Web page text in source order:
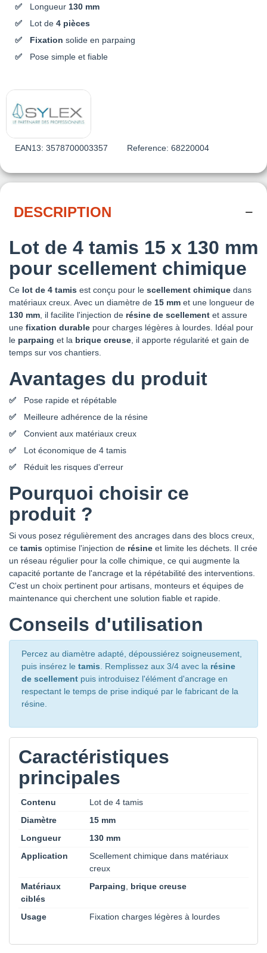
Longueur 130 mm
Lot de 4 pièces
Fixation solide en parpaing
Pose simple et fiable
EAN13: 3578700003357 Reference: 68220004
DESCRIPTION
Lot de 4 tamis 15 x 130 mm
pour scellement chimique
Ce lot de 4 tamis est conçu pour le scellement chimique dans
matériaux creux. Avec un diamètre de 15 mm et une longueur de
130 mm , il facilite l'injection de résine de scellement et assure
une fixation durable pour charges légères à lourdes. Idéal pour
le parpaing et la brique creuse , il apporte régularité et gain de
temps sur vos chantiers.
Avantages du produit
Pose rapide et répétable
Meilleure adhérence de la résine
Convient aux matériaux creux
Lot économique de 4 tamis
Réduit les risques d'erreur
Pourquoi choisir ce
produit ?
Si vous posez régulièrement des ancrages dans des blocs creux,
ce tamis optimise l'injection de résine et limite les déchets. Il crée
un réseau régulier pour la colle chimique, ce qui augmente la
capacité portante de l'ancrage et la répétabilité des interventions.
C'est un choix pertinent pour artisans, monteurs et équipes de
maintenance qui cherchent une solution fiable et rapide.
Conseils d'utilisation
Percez au diamètre adapté, dépoussiérez soigneusement,
puis insérez le tamis . Remplissez aux 3/4 avec la résine
de scellement puis introduisez l'élément d'ancrage en
respectant le temps de prise indiqué par le fabricant de la
résine.
Caractéristiques
principales
Contenu
Lot de 4 tamis
Diamètre
15 mm
Longueur
130 mm
Application
Scellement chimique dans matériaux
creux
Matériaux
ciblés
Parpaing brique creuse
Usage Fixation charges légères à lourdes